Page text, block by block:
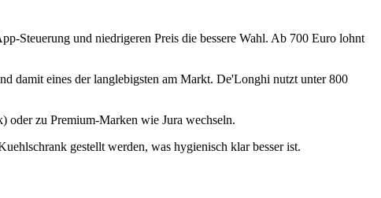
Steuerung und niedrigeren Preis die bessere Wahl. Ab 700 Euro lohnt
damit eines der langlebigsten am Markt. De'Longhi nutzt unter 800
zu Premium-Marken wie Jura wechseln.
gestellt werden, was hygienisch klar besser ist.